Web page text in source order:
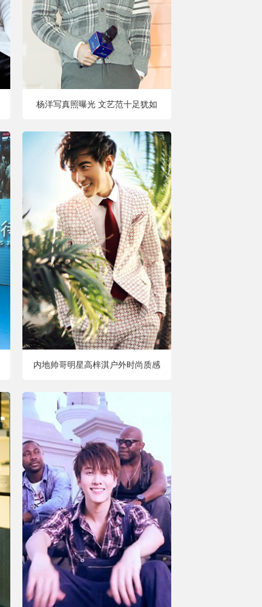
杨洋写真照曝光 文艺范十足犹如
内地帅哥明星高梓淇户外时尚质感